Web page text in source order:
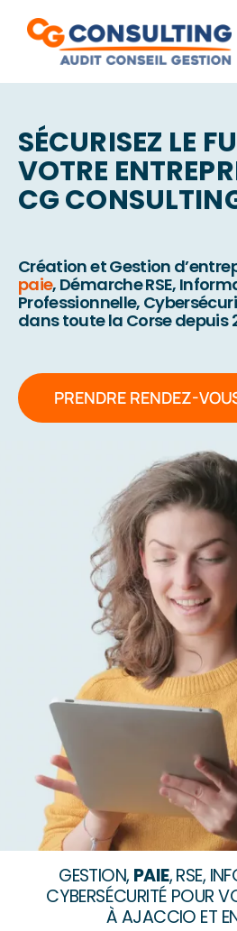
Gestion & Paie
Informatique
Démarche RSE
Actualités
Contact
À propos
SÉCURISEZ LE
VOTRE
CG
Création et Gestion
paie, Démarche RSE,
Professionnelle,
dans toute la Corse depuis
PRENDRE RENDEZ-
GESTION, PAIE, RSE,
CYBERSÉCURITÉ POUR
À AJACCIO ET